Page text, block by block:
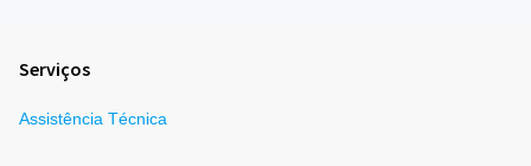
Serviços
Assistência Técnica